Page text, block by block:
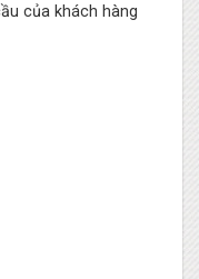
của khách hàng